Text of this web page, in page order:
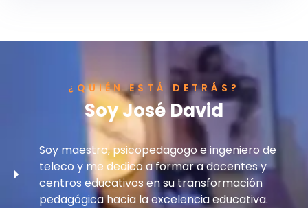
¿QUIÉN ESTÁ DETRÁS?
Soy José David
Soy maestro, psicopedagogo e ingeniero de
teleco y me dedico a formar a docentes y
centros educativos en su transformación
pedagógica hacia la excelencia educativa.